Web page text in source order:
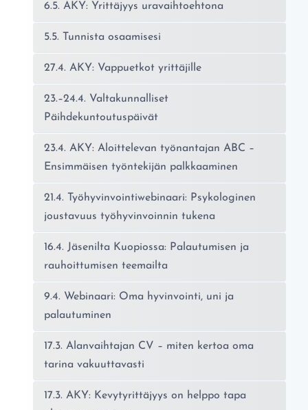
6.5. AKY: Yrittäjyys uravaihtoehtona
5.5. Tunnista osaamisesi
27.4. AKY: Vappuetkot yrittäjille
23.–24.4. Valtakunnalliset
Päihdekuntoutuspäivät
23.4. AKY: Aloittelevan työnantajan ABC –
Ensimmäisen työntekijän palkkaaminen
21.4. Työhyvinvointiwebinaari: Psykologinen
joustavuus työhyvinvoinnin tukena
16.4. Jäsenilta Kuopiossa: Palautumisen ja
rauhoittumisen teemailta
9.4. Webinaari: Oma hyvinvointi, uni ja
palautuminen
17.3. Alanvaihtajan CV – miten kertoa oma
tarina vakuuttavasti
17.3. AKY: Kevytyrittäjyys on helppo tapa